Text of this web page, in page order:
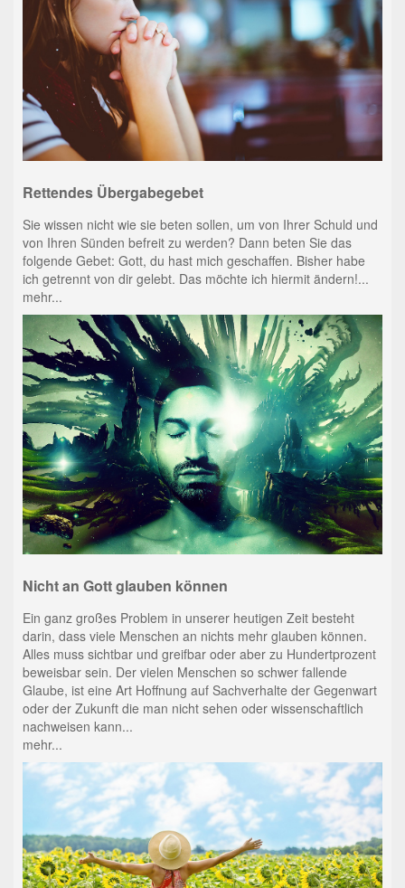
Rettendes Übergabegebet
Sie wissen nicht wie sie beten sollen, um von Ihrer Schuld und
von Ihren Sünden befreit zu werden? Dann beten Sie das
folgende Gebet: Gott, du hast mich geschaffen. Bisher habe
ich getrennt von dir gelebt. Das möchte ich hiermit ändern!...
mehr...
Nicht an Gott glauben können
Ein ganz großes Problem in unserer heutigen Zeit besteht
darin, dass viele Menschen an nichts mehr glauben können.
Alles muss sichtbar und greifbar oder aber zu Hundertprozent
beweisbar sein. Der vielen Menschen so schwer fallende
Glaube, ist eine Art Hoffnung auf Sachverhalte der Gegenwart
oder der Zukunft die man nicht sehen oder wissenschaftlich
nachweisen kann...
mehr...